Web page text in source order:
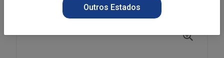
ATUM 88 140G SOLIDO NATURAL
Outros Estados